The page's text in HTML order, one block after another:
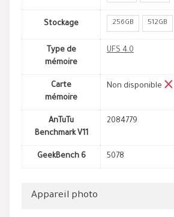
Stockage 256GB 512GB
Type de
mémoire
UFS 4.0
Carte
mémoire
Non disponible
AnTuTu
Benchmark V11
2084779
GeekBench 6 5078
Appareil photo